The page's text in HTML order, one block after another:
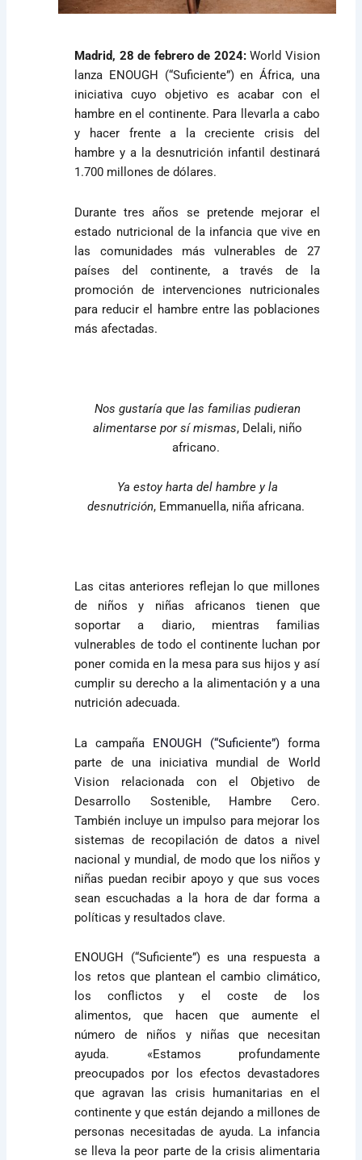
Madrid, 28 de febrero de 2024:World Vision
lanza ENOUGH (“Suficiente”) en África, una
iniciativa cuyo objetivo es acabar con el
hambre en el continente. Para llevarla a cabo
y hacer frente a la
creciente crisis del
hambre y a la desnutrición infantil destinará
1.700 millones de dólares.
Durante tres años se pretende mejorar el
estado nutricional de la infancia que vive en
las comunidades más vulnerables de 27
países del continente, a través de la
promoción de intervenciones nutricionales
para reducir el hambre entre las poblaciones
más afectadas.
Nos gustaría que las familias pudieran
alimentarse por sí mismas, Delali, niño
africano.
Ya estoy harta del hambre y la
desnutrición, Emmanuella, niña africana.
Las citas anteriores reflejan lo que millones
de niños y niñas africanos tienen que
soportar a diario, mientras familias
vulnerables de todo el continente luchan por
poner comida en la mesa para sus hijos y así
cumplir su derecho a la alimentación y a una
nutrición adecuada.
La campaña ENOUGH (“Suficiente”)forma
parte de una
iniciativa mundial de World
Vision relacionada con el Objetivo de
Desarrollo Sostenible, Hambre Cero.
También incluye un impulso para mejorar los
sistemas de recopilación de datos a nivel
nacional y mundial, de modo que los niños y
niñas puedan recibir apoyo y que sus voces
sean escuchadas a la hora de dar forma a
políticas y resultados clave.
ENOUGH (“Suficiente”) es una respuesta a
los retos que plantean el cambio climático,
los conflictos y el coste de los
alimentos, que hacen que aumente el
número de niños y niñas que necesitan
ayuda. «Estamos profundamente
preocupados por los efectos devastadores
que agravan las crisis humanitarias en el
continente y que están dejando a millones de
personas necesitadas de ayuda. La infancia
se lleva la peor parte de la crisis alimentaria